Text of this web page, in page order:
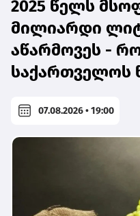
2025 წელს
მილიარდი
აწარმოვეს -
საქართველოს
07.08.2026 • 19:00